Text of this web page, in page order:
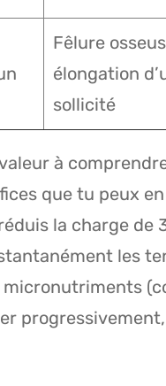
Fêlure
élongation
sollicité
à
que tu peux
la charge de
les
micronutriments